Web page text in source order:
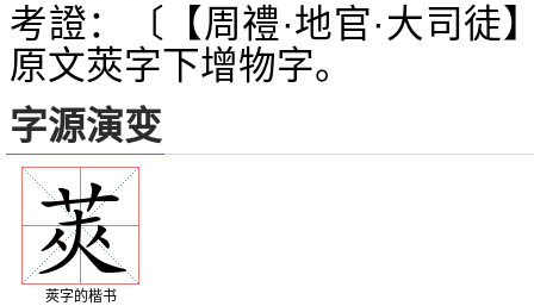
考證：〔【周禮·地官·大司
原文莢字下增物字。
字源演变
莢字的楷书